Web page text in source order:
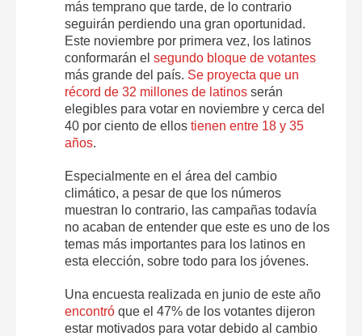
más temprano que tarde, de lo contrario
seguirán perdiendo una gran oportunidad.
Este noviembre por primera vez, los latinos
conformarán el segundo bloque de votantes
más grande del país. Se proyecta que un
récord de 32 millones de latinos serán
elegibles para votar en noviembre y cerca del
40 por ciento de ellos tienen entre 18 y 35
años.
Especialmente en el área del cambio
climático, a pesar de que los números
muestran lo contrario, las campañas todavía
no acaban de entender que este es uno de los
temas más importantes para los latinos en
esta elección, sobre todo para los jóvenes.
Una encuesta realizada en junio de este año
encontró que el 47% de los votantes dijeron
estar motivados para votar debido al cambio